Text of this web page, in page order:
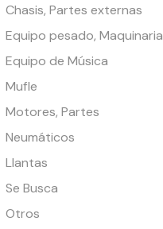
Chasis, Partes externas
Equipo pesado, Maquinaria
Equipo de Música
Mufle
Motores, Partes
Neumáticos
Llantas
Se Busca
Otros